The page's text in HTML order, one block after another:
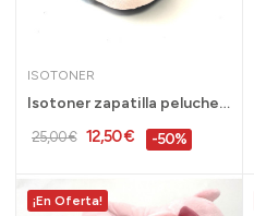
ISOTONER
Isotoner zapatilla peluche conejo para casa...
25,00 € 12,50 € -50%
¡En Oferta!